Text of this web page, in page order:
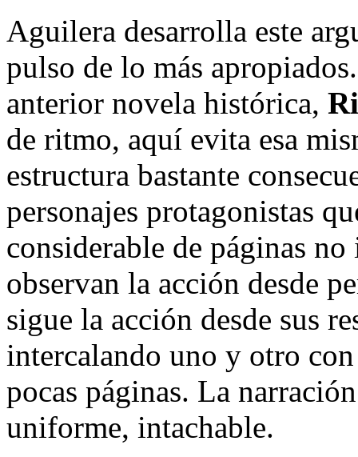
Aguilera desarrolla este
pulso de lo más
anterior novela histórica,
de ritmo, aquí evita esa
estructura bastante
personajes protagonistas
considerable de páginas
observan la acción desde
sigue la acción desde sus
intercalando uno y otro
pocas páginas. La
uniforme, intachable.